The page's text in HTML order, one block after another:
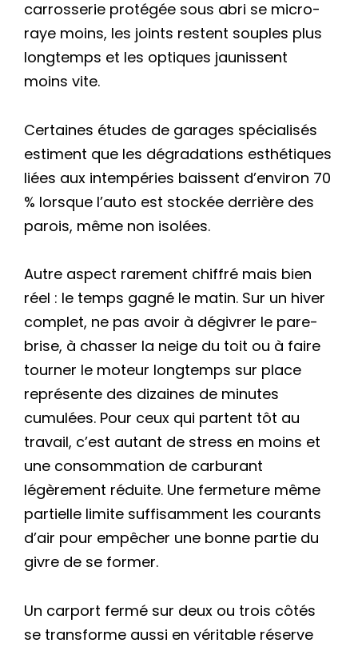
carrosserie protégée sous abri se micro-
raye moins, les joints restent souples plus
longtemps et les optiques jaunissent
moins vite.
Certaines études de garages spécialisés
estiment que les dégradations esthétiques
liées aux intempéries baissent d’environ 70
% lorsque l’auto est stockée derrière des
parois, même non isolées.
Autre aspect rarement chiffré mais bien
réel : le temps gagné le matin. Sur un hiver
complet, ne pas avoir à dégivrer le pare-
brise, à chasser la neige du toit ou à faire
tourner le moteur longtemps sur place
représente des dizaines de minutes
cumulées. Pour ceux qui partent tôt au
travail, c’est autant de stress en moins et
une consommation de carburant
légèrement réduite. Une fermeture même
partielle limite suffisamment les courants
d’air pour empêcher une bonne partie du
givre de se former.
Un carport fermé sur deux ou trois côtés
se transforme aussi en véritable réserve